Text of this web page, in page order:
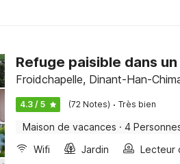
Refuge paisible dans un
Froidchapelle, Dinant-Han-
4.3 / 5 (72 Notes) · Très bien
Maison de vacances · 4
Wifi
Jardin Lecteur